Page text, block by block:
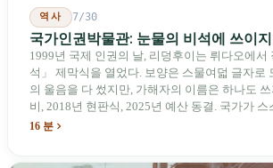
역사 7/30
국가인권박물관: 눈물의 비석에 쓰이
1999년 국제 인권의 날, 리덩후이는 뤼다오에서
석」 제막식을 열었다. 보양은 스물여덟 글자로
의 울음을 다 썼지만, 가해자의 이름은 하나도
비, 2018년 현판식, 2025년 예산 동결. 국가가
념하기 위해 스스로 세운 박물관. 계엄 해제 39년
16 분